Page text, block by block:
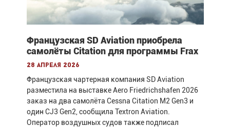
Французская SD Aviation приобрела
самолёты Citation для программы Frax
28 апреля 2026
Французская чартерная компания SD Aviation
разместила на выставке Aero Friedrichshafen 2026
заказ на два самолёта Cessna Citation M2 Gen3 и
один CJ3 Gen2, сообщила Textron Aviation.
Оператор воздушных судов также подписал